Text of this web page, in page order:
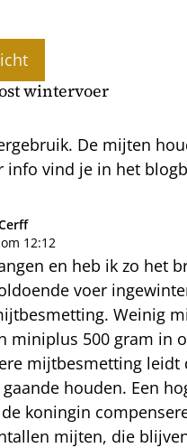
wintervoer
De mijten
info vind je in het
12:12
en heb ik zo het
voer
Weinig
miniplus 500 gram in
mijtbesmetting
houden. Een
koningin
mijten, die